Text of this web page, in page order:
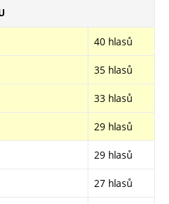
40 hlasů
35 hlasů
33 hlasů
29 hlasů
29 hlasů
27 hlasů